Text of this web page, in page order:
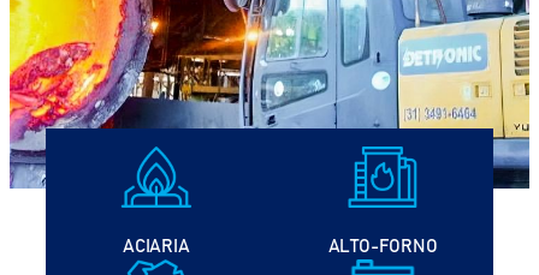
ACIARIA ALTO-FORNO